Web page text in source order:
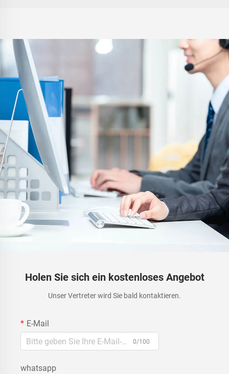
Holen Sie sich ein kostenloses Angebot
Unser Vertreter wird Sie bald kontaktieren.
E-Mail
0/100
whatsapp